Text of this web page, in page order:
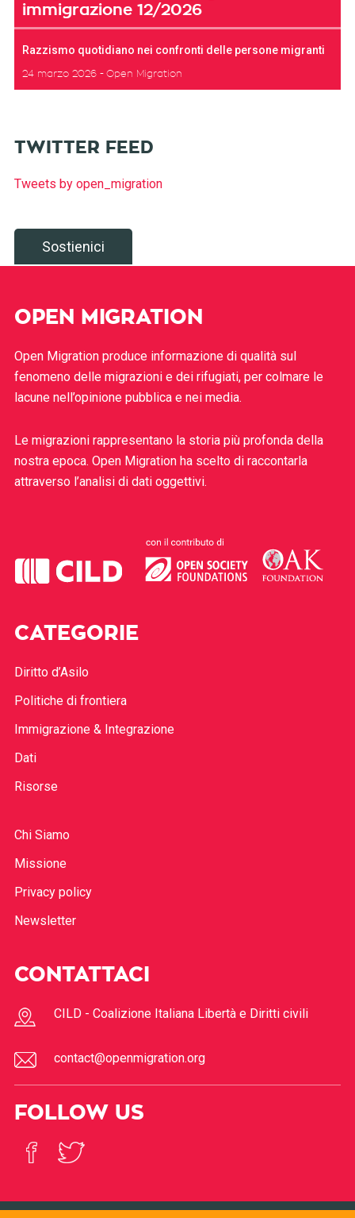
immigrazione 12/2026
Razzismo quotidiano nei confronti delle persone migranti
24 marzo 2026 Open Migration
TWITTER FEED
Tweets by open_migration
Sostienici
OPEN MIGRATION
Open Migration produce informazione di qualità sul
fenomeno delle migrazioni e dei rifugiati, per colmare le
lacune nell’opinione pubblica e nei media.
Le migrazioni rappresentano la storia più profonda della
nostra epoca. Open Migration ha scelto di raccontarla
attraverso l’analisi di dati oggettivi.
CATEGORIE
Diritto d’Asilo
Politiche di frontiera
Immigrazione & Integrazione
Dati
Risorse
Chi Siamo
Missione
Privacy policy
Newsletter
CONTATTACI
CILD - Coalizione Italiana Libertà e Diritti civili
contact@openmigration.org
FOLLOW US